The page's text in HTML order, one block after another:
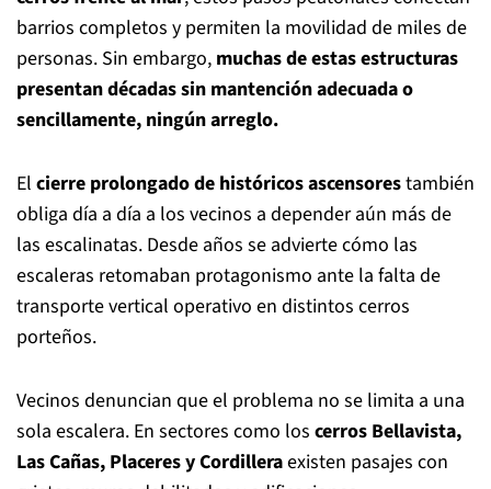
barrios completos y permiten la movilidad de miles de
personas. Sin embargo, muchas de estas estructuras
presentan décadas sin mantención adecuada o
sencillamente, ningún arreglo.
El cierre prolongado de históricos ascensorestambién
obliga día a día a los vecinos a depender aún más de
las escalinatas. Desde años se advierte cómo las
escaleras retomaban protagonismo ante la falta de
transporte vertical operativo en distintos cerros
porteños.
Vecinos denuncian que el problema no se limita a una
sola escalera. En sectores como los cerros Bellavista,
Las Cañas, Placeres y Cordilleraexisten pasajes con